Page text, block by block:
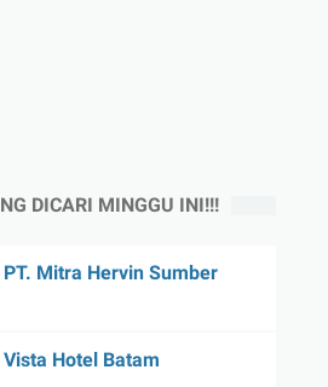
DICARI MINGGU INI!!!
Mitra Hervin Sumber
Hotel Batam